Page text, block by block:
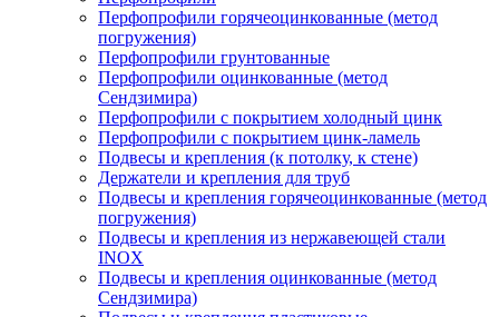
Перфопрофили горячеоцинкованные (метод
погружения)
Перфопрофили грунтованные
Перфопрофили оцинкованные (метод
Сендзимира)
Перфопрофили с покрытием холодный цинк
Перфопрофили с покрытием цинк-ламель
Подвесы и крепления (к потолку, к стене)
Держатели и крепления для труб
Подвесы и крепления горячеоцинкованные (метод
погружения)
Подвесы и крепления из нержавеющей стали
INOX
Подвесы и крепления оцинкованные (метод
Сендзимира)